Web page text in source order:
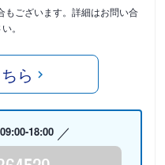
ございます。詳細はお問い合
。
ら
09:00-18:00